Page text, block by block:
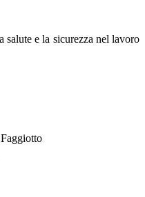
salute e la sicurezza nel lavoro